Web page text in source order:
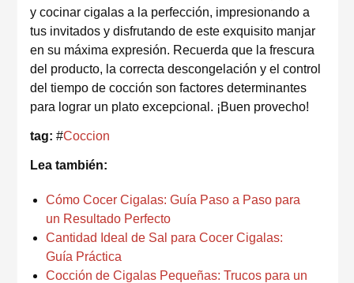
y cocinar cigalas a la perfección, impresionando a
tus invitados y disfrutando de este exquisito manjar
en su máxima expresión. Recuerda que la frescura
del producto, la correcta descongelación y el control
del tiempo de cocción son factores determinantes
para lograr un plato excepcional. ¡Buen provecho!
tag: #Coccion
Lea también:
Cómo Cocer Cigalas: Guía Paso a Paso para
un Resultado Perfecto
Cantidad Ideal de Sal para Cocer Cigalas:
Guía Práctica
Cocción de Cigalas Pequeñas: Trucos para un